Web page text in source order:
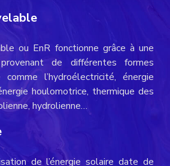
ou EnR fonctionne grâce à une
de différentes formes
comme l’hydroélectricité, énergie
houlomotrice, thermique des
hydrolienne…
de l’énergie solaire date de